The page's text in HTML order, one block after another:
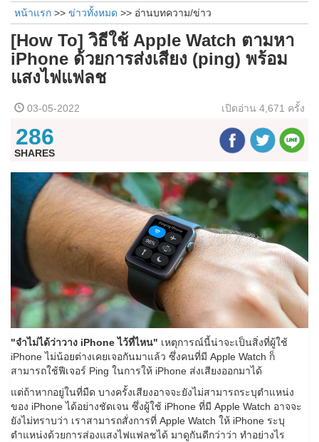
หน้าแรก >> ข่าวทั้งหมด >> อ่านบทความ/ข่าว
[How To] วิธีใช้ Apple Watch ตามหา
iPhone ด้วยการส่งเสียง (ping) พร้อม
แสงไฟแฟลช
03-05-2022 เปิดอ่าน 4,671 ครั้ง
286
SHARES
"จำไม่ได้ว่าวาง iPhone ไว้ที่ไหน" เหตุการณ์นี้น่าจะเป็นสิ่งที่ผู้ใช้
iPhone ไม่น้อยต่างเคยเจอกันมาแล้ว ซึ่งคนที่มี Apple Watch ก็
สามารถใช้ฟีเจอร์ Ping ในการให้ iPhone ส่งเสียงออกมาได้
แต่ถ้าหากอยู่ในที่มืด บางครั้งเสียงอาจจะยังไม่สามารถระบุตำแหน่ง
ของ iPhone ได้อย่างชัดเจน ซึ่งผู้ใช้ iPhone ที่มี Apple Watch อาจจะ
ยังไม่ทราบว่า เราสามารถสั่งการที่ Apple Watch ให้ iPhone ระบุ
ตำแหน่งด้วยการส่องแสงไฟแฟลชได้ มาดูกันดีกว่าว่า ทำอย่างไร